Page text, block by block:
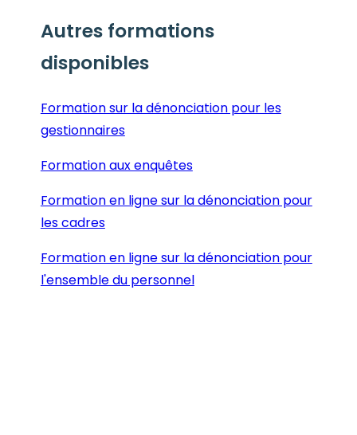
Autres formations
disponibles
Formation sur la dénonciation pour les
gestionnaires
Formation aux enquêtes
Formation en ligne sur la dénonciation pour
les cadres
Formation en ligne sur la dénonciation pour
l'ensemble du personnel